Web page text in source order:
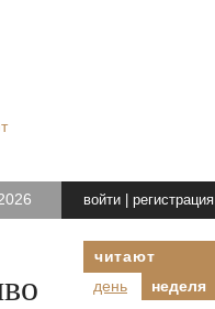
войти| регистрация
читают
день
неделя